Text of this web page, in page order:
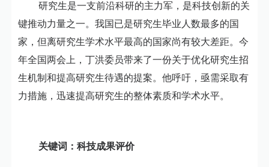
研究生是一支前沿科研的主力军，是科技创新的关
键推动力量之一。我国已是研究生毕业人数最多的国
家，但离研究生学术水平最高的国家尚有较大差距。今
年全国两会上，丁洪委员带来了一份关于优化研究生招
生机制和提高研究生待遇的提案。他呼吁，亟需采取有
力措施，迅速提高研究生的整体素质和学术水平。
关键词：科技成果评价